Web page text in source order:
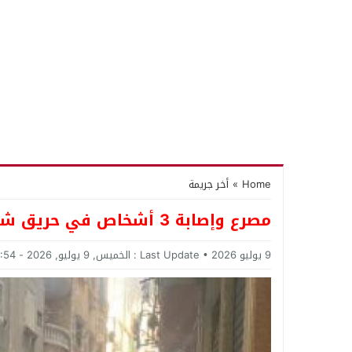
Home
» أخر جريمة
مصرع وإصابة 3 أشخاص في حريق شقة بالعمرانية
9 يوليو 2026 Last Update : الخميس, 9 يوليو, 2026 - 10:54 صباحًا